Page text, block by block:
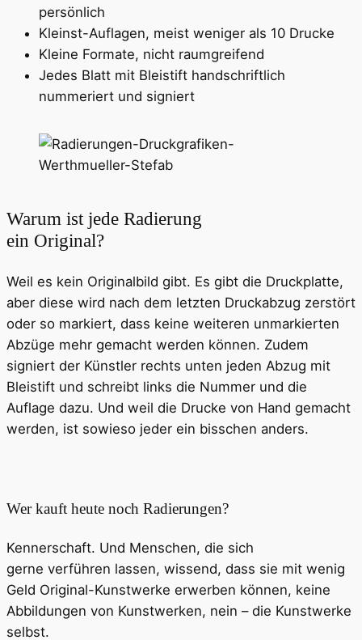
persönlich
Kleinst-Auflagen, meist weniger als 10 Drucke
Kleine Formate, nicht raumgreifend
Jedes Blatt mit Bleistift handschriftlich
nummeriert und signiert
Warum ist jede Radierung
ein Original?
Weil es kein Originalbild gibt. Es gibt die Druckplatte,
aber diese wird nach dem letzten Druckabzug zerstört
oder so markiert, dass keine weiteren unmarkierten
Abzüge mehr gemacht werden können. Zudem
signiert der Künstler rechts unten jeden Abzug mit
Bleistift und schreibt links die Nummer und die
Auflage dazu. Und weil die Drucke von Hand gemacht
werden, ist sowieso jeder ein bisschen anders.
Wer kauft heute noch Radierungen?
Kennerschaft. Und Menschen, die sich
gerne verführen lassen, wissend, dass sie mit wenig
Geld Original-Kunstwerke erwerben können, keine
Abbildungen von Kunstwerken, nein – die Kunstwerke
selbst.